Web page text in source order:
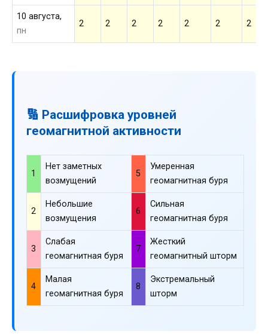
10 августа,
пн
2 2 2 2 2 2 2
🔢 Расшифровка уровней
геомагнитной активности
1
Нет заметных
возмущений
5
Умеренная
геомагнитная буря
2
Небольшие
возмущения
6
Сильная
геомагнитная буря
3
Слабая
геомагнитная буря
7
Жесткий
геомагнитный шторм
4
Малая
геомагнитная буря
8
Экстремальный
шторм